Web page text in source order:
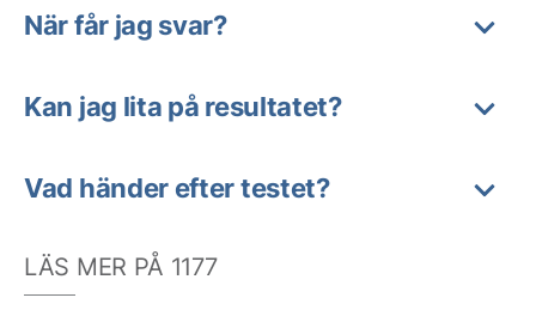
När får jag svar?
Kan jag lita på resultatet?
Vad händer efter testet?
LÄS MER PÅ 1177